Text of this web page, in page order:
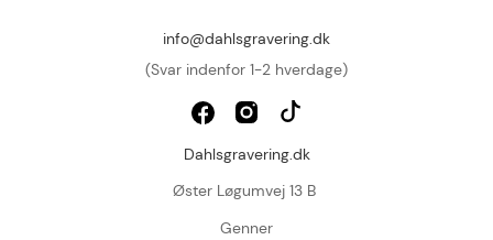
info@dahlsgravering.dk
(Svar indenfor 1-2 hverdage)
Dahlsgravering.dk
Øster Løgumvej 13 B
Genner